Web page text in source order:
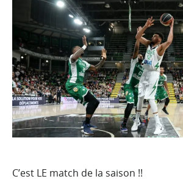
C’est LE match de la saison !!